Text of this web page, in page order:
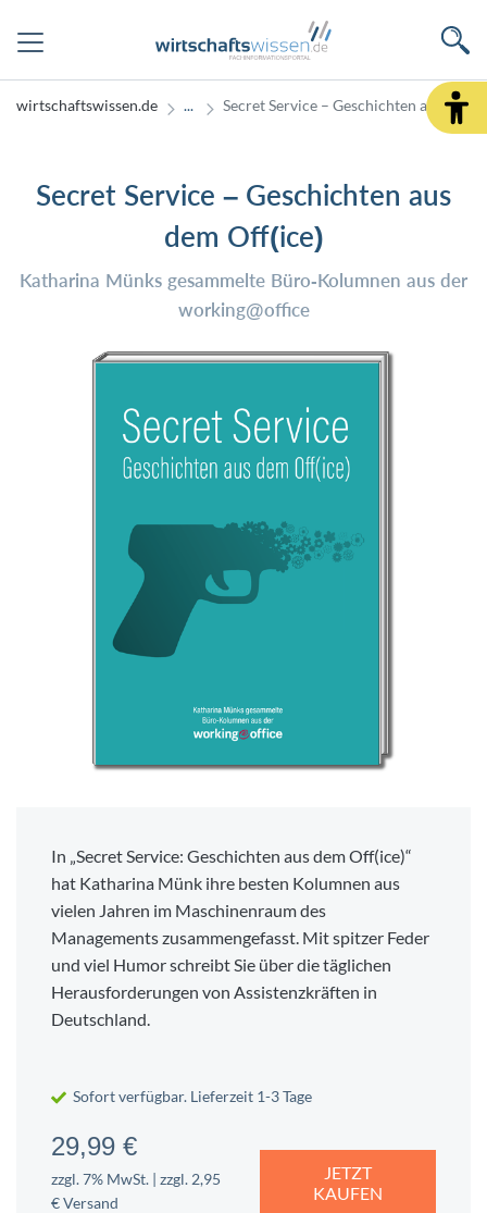
wirtschaftswissen.de Secret Service – Geschichten aus dem
Secret Service – Geschichten aus
dem Off(ice)
Katharina Münks gesammelte Büro-Kolumnen aus der
working@office
In „Secret Service: Geschichten aus dem Off(ice)“
hat Katharina Münk ihre besten Kolumnen aus
vielen Jahren im Maschinenraum des
Managements zusammengefasst. Mit spitzer Feder
und viel Humor schreibt Sie über die täglichen
Herausforderungen von Assistenzkräften in
Deutschland.
Sofort verfügbar. Lieferzeit 1-3 Tage
29,99 €
zzgl. 7% MwSt. | zzgl. 2,95
€ Versand
JETZT
KAUFEN